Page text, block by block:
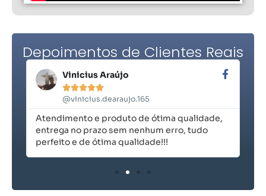
Depoimentos de Clientes Reais
Vinicius Araújo

@vinicius.dearaujo.165
Atendimento e produto de ótima qualidade,
entrega no prazo sem nenhum erro, tudo
perfeito e de ótima qualidade!!!